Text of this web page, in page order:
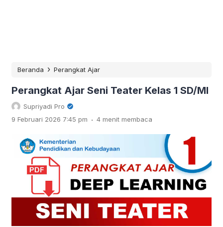
Beranda › Perangkat Ajar
Perangkat Ajar Seni Teater Kelas 1 SD/MI
Supriyadi Pro
9 Februari 2026 7:45 pm . 4 menit membaca